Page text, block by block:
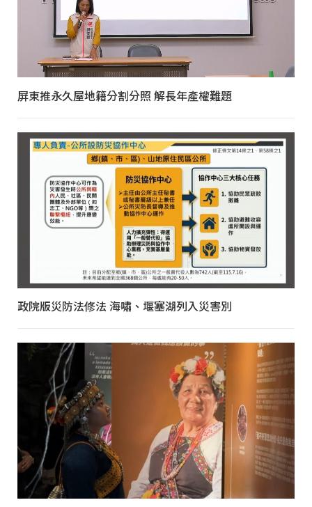
屏東推永久屋地籍分割分照 解長年產權難題
政院版災防法修法 海嘯、堰塞湖列入災害別